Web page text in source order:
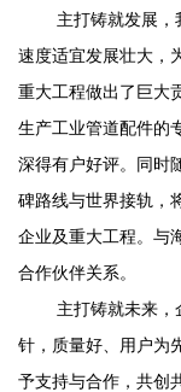
主打铸就发展，
速度适宜发展壮大，
重大工程做出了巨大
生产工业管道配件的
深得有户好评。同时
碑路线与世界接轨，
企业及重大工程。与
合作伙伴关系。
主打铸就未来，
针，质量好、用户为
予支持与合作，共创